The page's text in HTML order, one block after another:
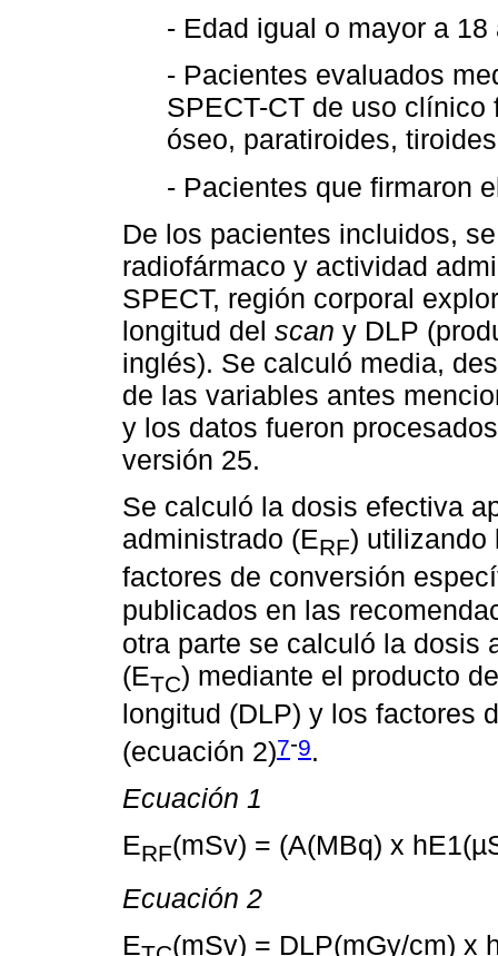
- Edad igual o mayor a 18
- Pacientes evaluados
SPECT-CT de uso
óseo, paratiroides,
- Pacientes que firmaron
De los pacientes incluidos,
radiofármaco y actividad
SPECT, región corporal
longitud del scan y DLP
inglés). Se calculó media,
de las variables antes
y los datos fueron
versión 25.
Se calculó la dosis efectiva
administrado (ERF) utilizando
factores de conversión
publicados en las
otra parte se calculó la dosis
(ETC) mediante el producto
longitud (DLP) y los factores
(ecuación 2)7-9.⁠
Ecuación 1
ERF(mSv) = (A(MBq) x
Ecuación 2
E
(mSv) = DLP(mGy/cm) x